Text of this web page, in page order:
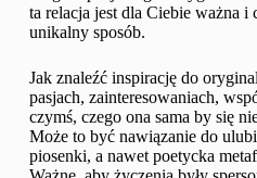
ta relacja jest dla Ciebie ważna i
unikalny sposób.
Jak znaleźć inspirację do
pasjach, zainteresowaniach,
czymś, czego ona sama by się
Może to być nawiązanie do
piosenki, a nawet poetycka